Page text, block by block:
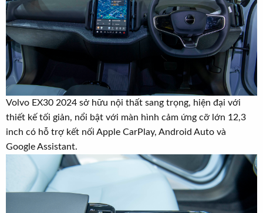
Volvo EX30 2024 sở hữu nội thất sang trọng, hiện đại với
thiết kế tối giản, nổi bật với màn hình cảm ứng cỡ lớn 12,3
inch có hỗ trợ kết nối Apple CarPlay, Android Auto và
Google Assistant.